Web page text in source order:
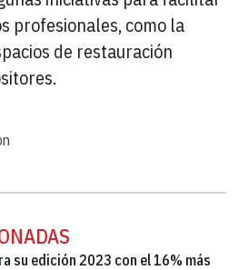
profesionales, como la
de restauración
su edición 2023 con el 16% más